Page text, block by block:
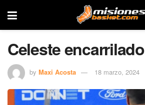
Celeste encarrilado
by Maxi Acosta 18 marzo, 2024